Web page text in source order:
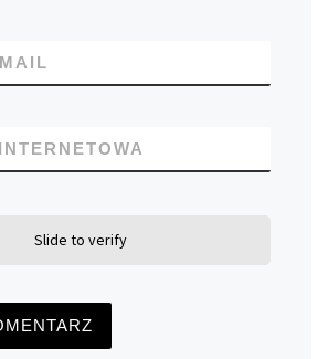
Slide to verify